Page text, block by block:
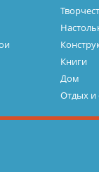
Книги
Дом
Отдых и